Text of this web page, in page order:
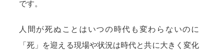
です。
人間が死ぬことはいつの時代も変わらないのに
「死」を迎える現場や状況は時代と共に大きく変化